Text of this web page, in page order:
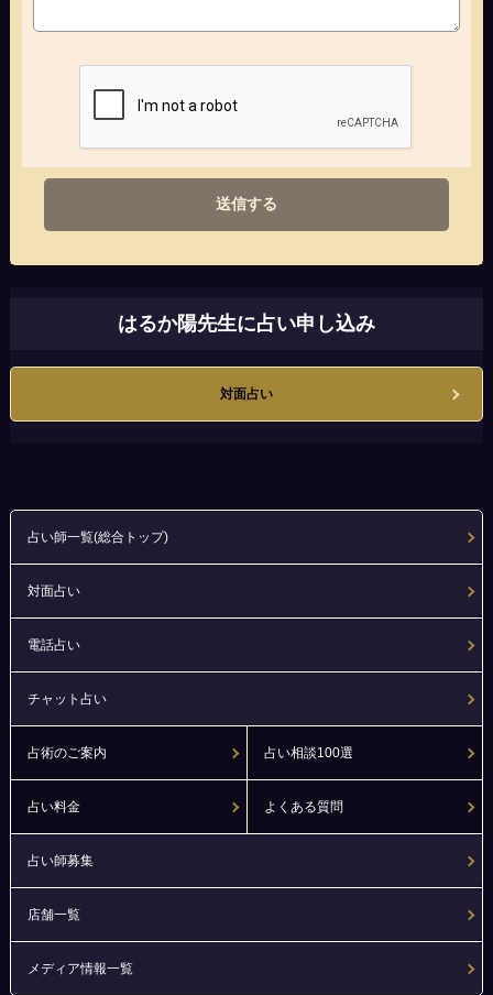
送信する
はるか陽先生に占い申し込み
対面占い
占い師一覧(総合トップ)
対面占い
電話占い
チャット占い
占術のご案内 占い相談100選
占い料金 よくある質問
占い師募集
店舗一覧
メディア情報一覧